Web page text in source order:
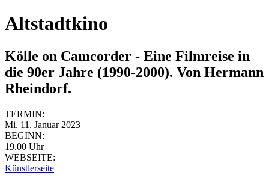
Altstadtkino
Kölle on Camcorder - Eine Filmreise in
die 90er Jahre (1990-2000). Von Hermann
Rheindorf.
TERMIN:
Mi. 11. Januar 2023
BEGINN:
19.00 Uhr
WEBSEITE:
Künstlerseite